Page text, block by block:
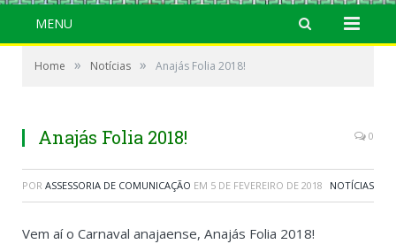
MENU
Home » Notícias » Anajás Folia 2018!
Anajás Folia 2018! 0
POR ASSESSORIA DE COMUNICAÇÃO EM 5 DE FEVEREIRO DE 2018 NOTÍCIAS
Vem aí o Carnaval anajaense, Anajás Folia 2018!